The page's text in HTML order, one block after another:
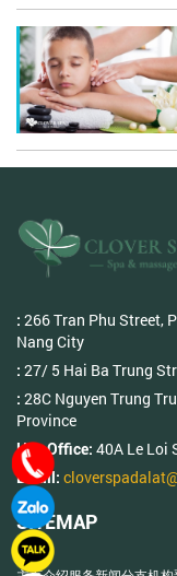
: 266 Tran Phu Street,
Nang City
: 27/ 5 Hai Ba Trung
: 28C Nguyen Trung
Province
Hue Office: 40A Le Loi
Email:
SITEMAP